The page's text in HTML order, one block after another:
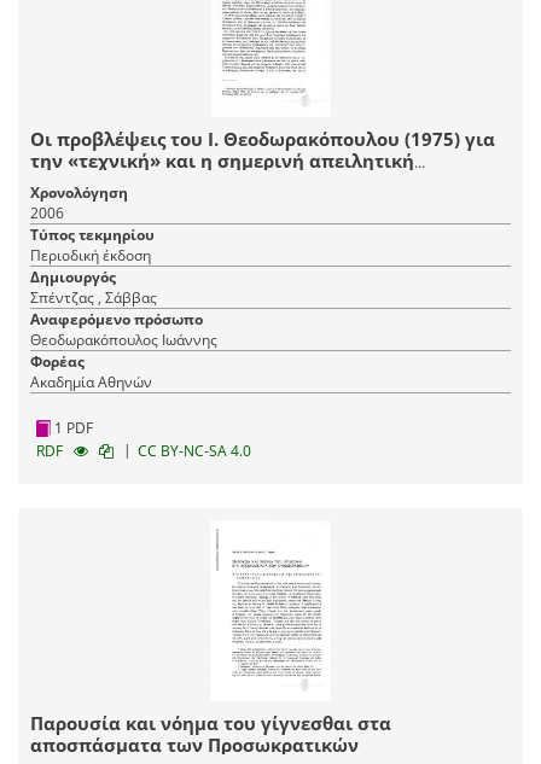
Οι προβλέψεις του Ι. Θεοδωρακόπουλου (1975) για
την «τεχνική» και η σημερινή απειλητική
πραγματικότητα
Χρονολόγηση
2006
Τύπος τεκμηρίου
Περιοδική έκδοση
Δημιουργός
Σπέντζας , Σάββας
Αναφερόμενο πρόσωπο
Θεοδωρακόπουλος Ιωάννης
Φορέας
Ακαδημία Αθηνών
1 PDF
RDF
| CC BY-NC-SA 4.0
Παρουσία και νόημα του γίγνεσθαι στα
αποσπάσματα των Προσωκρατικών